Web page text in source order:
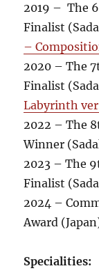
2019 – The
Finalist
–
2020 – The
Finalist
Labyrinth
2022 – The
Winner
2023 – The
Finalist
2024 –
Award
Specialities: